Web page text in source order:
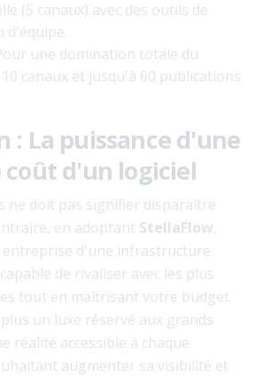
(5 canaux) avec des outils de
d'équipe.
une domination totale du
10 canaux et jusqu'à 60 publications
: La puissance d'une
coût d'un logiciel
ne doit pas signifier disparaître
en adoptant StellaFlow,
d'une infrastructure
de rivaliser avec les plus
tout en maîtrisant votre budget.
un luxe réservé aux grands
réalité accessible à chaque
augmenter sa visibilité et